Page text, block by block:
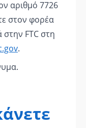
αριθμό 7726
στον φορέα
FTC στη
.